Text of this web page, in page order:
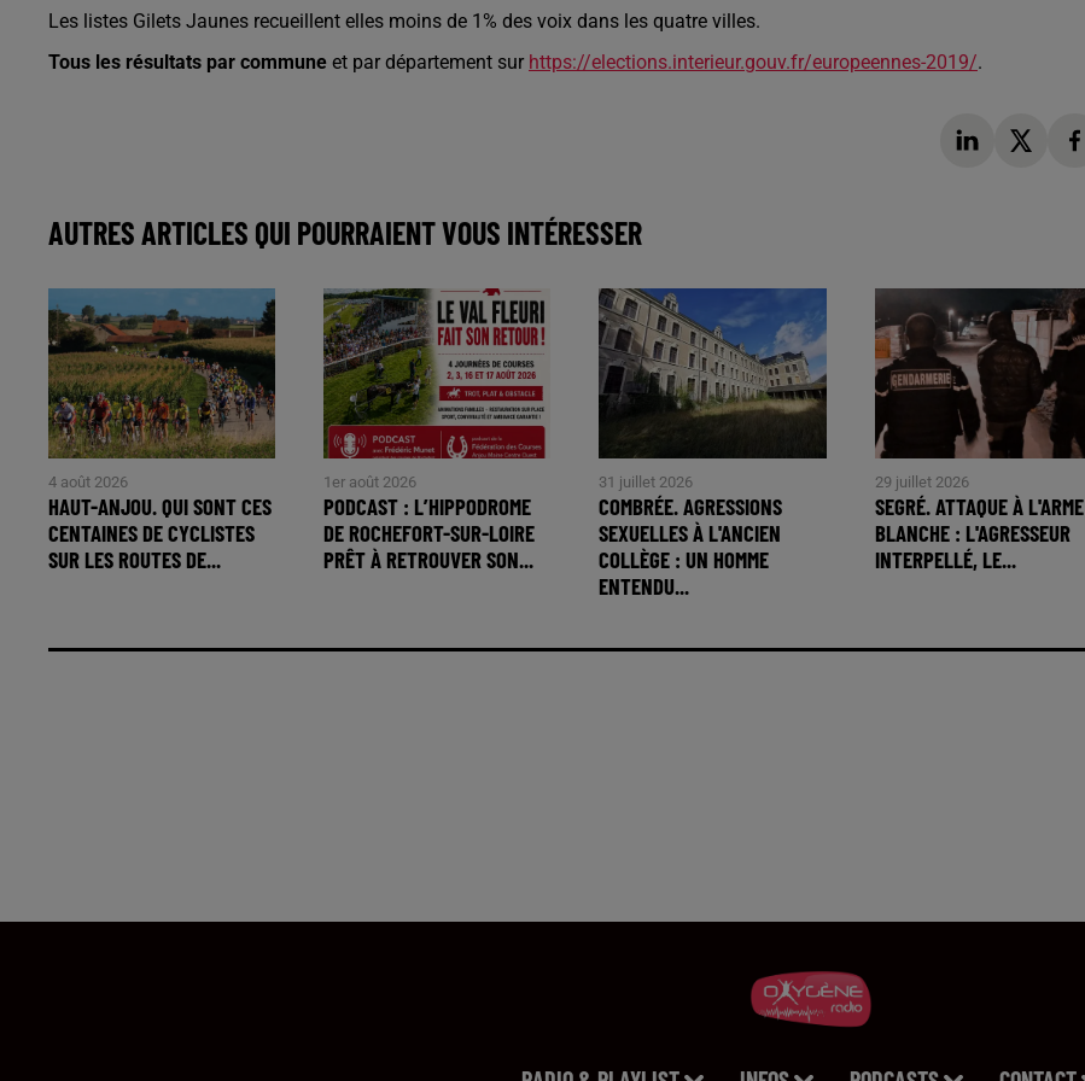
Les listes Gilets Jaunes recueillent elles moins de 1% des voix dans les quatre villes.
Tous les résultats par commune et par département sur https://elections.interieur.gouv.fr/europeennes-2019/.
AUTRES ARTICLES QUI POURRAIENT VOUS INTÉRESSER
4 août 2026
HAUT-ANJOU. QUI SONT CES
CENTAINES DE CYCLISTES
SUR LES ROUTES DE...
1er août 2026
PODCAST : L’HIPPODROME
DE ROCHEFORT-SUR-LOIRE
PRÊT À RETROUVER SON...
31 juillet 2026
COMBRÉE. AGRESSIONS
SEXUELLES À L'ANCIEN
COLLÈGE : UN HOMME
ENTENDU...
29 juillet 2026
SEGRÉ. ATTAQUE À L'ARME
BLANCHE : L'AGRESSEUR
INTERPELLÉ, LE...